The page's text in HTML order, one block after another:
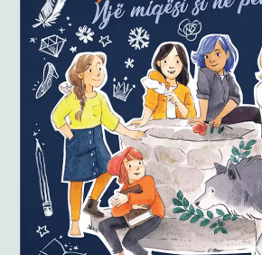
Anglisht
Ditarë
Evente
Blog